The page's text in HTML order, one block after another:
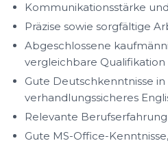
Kommunikationsstärke
Präzise sowie sorgfältige
Abgeschlossene
vergleichbare Qualifikation
Gute Deutschkenntnisse
verhandlungssicheres
Relevante Berufserfahrung
Gute MS-Office-